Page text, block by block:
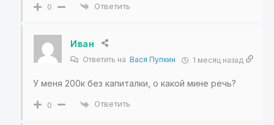
0 Ответить
Иван
Ответить на Вася Пупкин 1 месяц назад
У меня 200к без капиталки, о какой мине речь?
0 Ответить